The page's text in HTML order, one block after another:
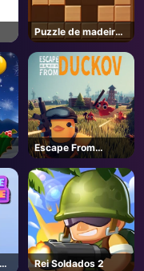
Puzzle de madeira
de bloco
Escape From
Duckov - Steam
Rei Soldados 2